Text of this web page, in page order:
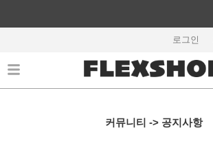
건
너
로그인
커뮤니티 -> 공지사항